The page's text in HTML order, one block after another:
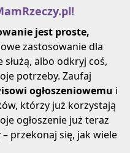
jest proste,
zastosowanie dla
albo odkryj coś,
potrzeby. Zaufaj
ogłoszeniowemu i
którzy już korzystają
ogłoszenie już teraz
przekonaj się, jak wiele